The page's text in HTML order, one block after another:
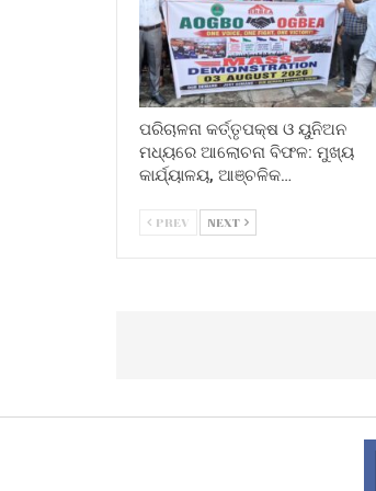
ପରିଚାଳନା କର୍ତ୍ତୃପକ୍ଷ ଓ ୟୁନିଅନ
ମଧ୍ୟରେ ଆଲୋଚନା ବିଫଳ: ମୁଖ୍ୟ
କାର୍ଯ୍ୟାଳୟ, ଆଞ୍ଚଳିକ…
PREV NEXT